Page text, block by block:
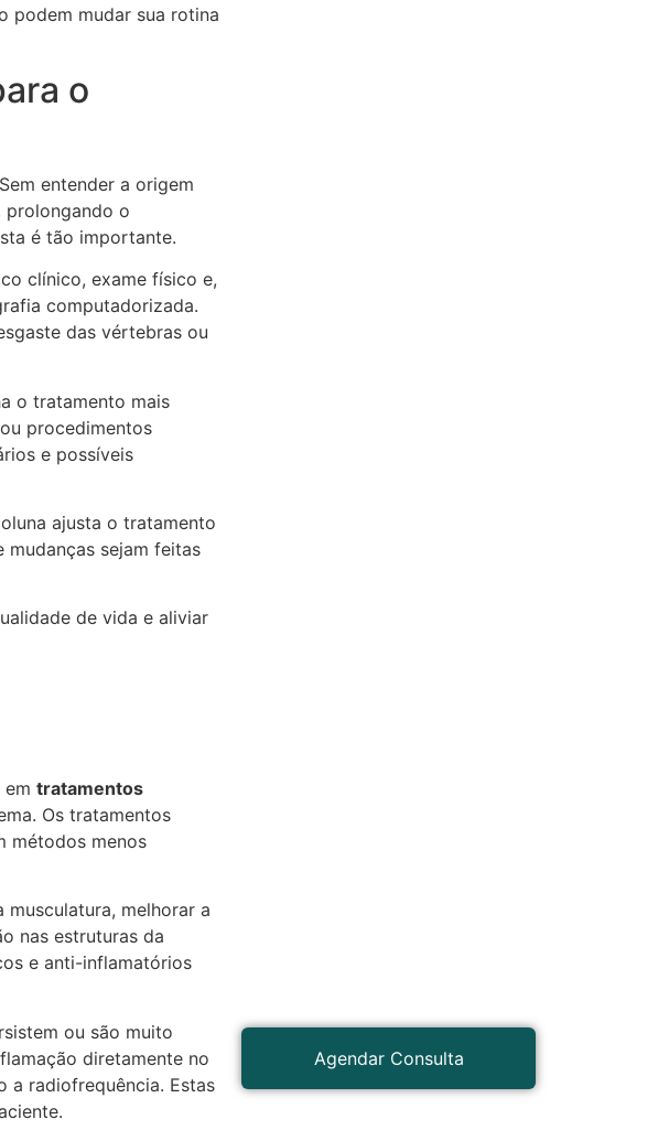
podem mudar sua rotina
o
entender a origem
prolongando o
é tão importante.
clínico, exame físico e,
computadorizada.
das vértebras ou
o tratamento mais
procedimentos
e possíveis
ajusta o tratamento
sejam feitas
de vida e aliviar
tratamentos
Os tratamentos
métodos menos
melhorar a
nas estruturas da
e anti-inflamatórios
ou são muito
diretamente no
a radiofrequência. Estas
Agendar Consulta